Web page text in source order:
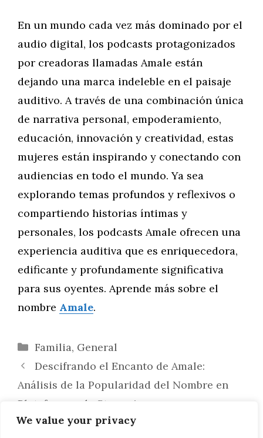
We value your privacy
En un mundo cada vez más dominado por el
audio digital, los podcasts protagonizados
por creadoras llamadas Amale están
dejando una marca indeleble en el paisaje
auditivo. A través de una combinación única
de narrativa personal, empoderamiento,
educación, innovación y creatividad, estas
mujeres están inspirando y conectando con
audiencias en todo el mundo. Ya sea
explorando temas profundos y reflexivos o
compartiendo historias íntimas y
personales, los podcasts Amale ofrecen una
experiencia auditiva que es enriquecedora,
edificante y profundamente significativa
para sus oyentes. Aprende más sobre el
nombre Amale.
Categorías
Familia, General
Descifrando el Encanto de Amale:
Análisis de la Popularidad del Nombre en
Plataformas de Streaming
Amale: La Inspiración Detrás de las